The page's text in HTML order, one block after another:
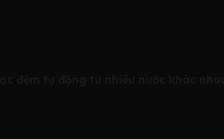
đệm tự động từ nhiều nước khác nhau.